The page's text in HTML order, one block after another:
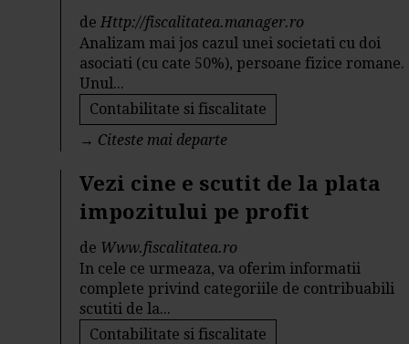
deHttp://fiscalitatea.manager.ro
Analizam mai jos cazul unei societati cu doi
asociati (cu cate 50%), persoane fizice romane.
Unul...
Contabilitate si fiscalitate
→ Citeste mai departe
Vezi cine e scutit de la plata
impozitului pe profit
de Www.fiscalitatea.ro
In cele ce urmeaza, va oferim informatii
complete privind categoriile de contribuabili
scutiti de la...
Contabilitate si fiscalitate